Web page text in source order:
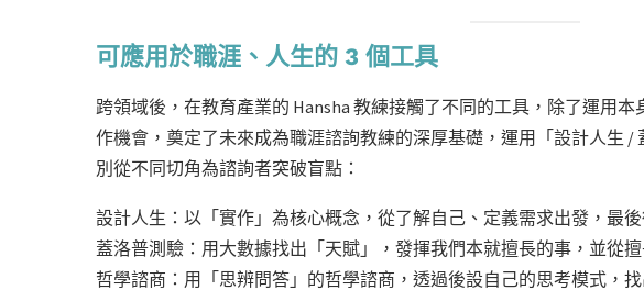
可應用於職涯、人生的 3 個工具
跨領域後，在教育產業的 Hansha 教練接觸了不同的工具，除了運用
作機會，奠定了未來成為職涯諮詢教練的深厚基礎，運用「設計人生 /
別從不同切角為諮詢者突破盲點：
設計人生：以「實作」為核心概念，從了解自己、定義需求出發，最
蓋洛普測驗：用大數據找出「天賦」，發揮我們本就擅長的事，並從
哲學諮商：用「思辨問答」的哲學諮商，透過後設自己的思考模式，